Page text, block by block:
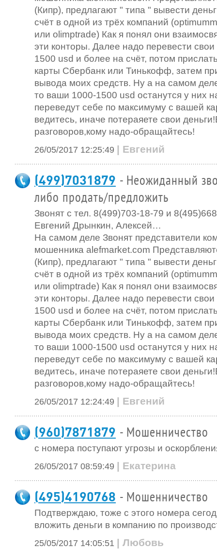
(Кипр), предлагают " типа " вывести
счёт в одной из трёх компаний
или olimptrade) Как я понял они
эти конторы. Далее надо перевести
1500 usd и более на счёт, потом
карты Сбербанк или Тинькофф, затем
вывода моих средств. Ну а на самом
то ваши 1000-1500 usd останутся у них
переведут себе по максимуму с вашей
ведитесь, иначе потераяете свои
разговоров,кому надо-обращайтесь!
26/05/2017 12:25:49 | Евгений
(499)7031879 - Неожиданный
либо продать/предложить
Звонят с тел. 8(499)703-18-79 и
Евгений Дрынкин, Алексей…
На самом деле Звонят представители
мошенника alefmarket.com
(Кипр), предлагают " типа " вывести
счёт в одной из трёх компаний
или olimptrade) Как я понял они
эти конторы. Далее надо перевести
1500 usd и более на счёт, потом
карты Сбербанк или Тинькофф, затем
вывода моих средств. Ну а на самом
то ваши 1000-1500 usd останутся у них
переведут себе по максимуму с вашей
ведитесь, иначе потераяете свои
разговоров,кому надо-обращайтесь!
26/05/2017 12:24:49 | Евгений
(960)7871879 - Мошенничество
с номера поступают угрозы и
26/05/2017 08:59:49 | Екатерина
(495)4190768 - Мошенничество
Подтверждаю, тоже с этого номера
вложить деньги в компанию по
25/05/2017 14:05:51 | Любовь